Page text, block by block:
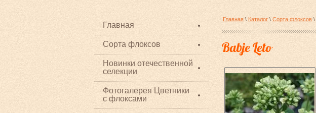
Главная \ Каталог \Сорта флоксов\
Babje Leto
Главная
Сорта флоксов
Новинки отечественной
селекции
Фотогалерея Цветники
с флоксами